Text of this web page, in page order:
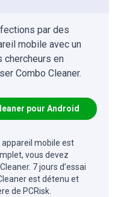
par des
mobile avec un
chercheurs en
Combo Cleaner.
pour Android
mobile est
vous devez
7 jours d’essai
est détenu et
de PCRisk.